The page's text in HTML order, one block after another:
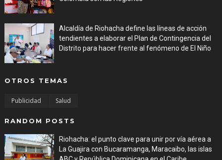
Alcaldía de Riohacha define las líneas de acción
tendientes a elaborar el Plan de Contingencia del
Distrito para hacer frente al fenómeno de El Niño
OTROS TEMAS
Publicidad Salud
RANDOM POSTS
Riohacha: el punto clave para unir por vía aérea a
La Guajira con Bucaramanga, Maracaibo, las islas